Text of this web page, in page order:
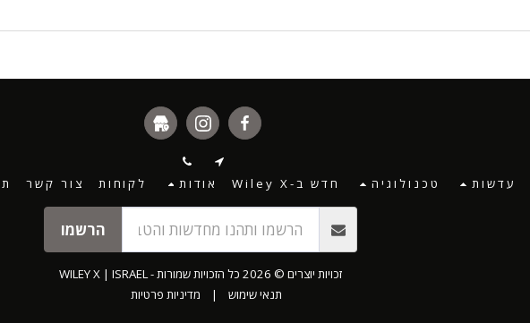
עדשות טכנולוגיה חדש ב-Wiley X אודות לקוחות צור קשר
הרשמו
זכויות יוצרים © 2026 כל הזכויות שמורות -
WILEY X | ISRAEL
תנאי שימוש | מדיניות פרטיות